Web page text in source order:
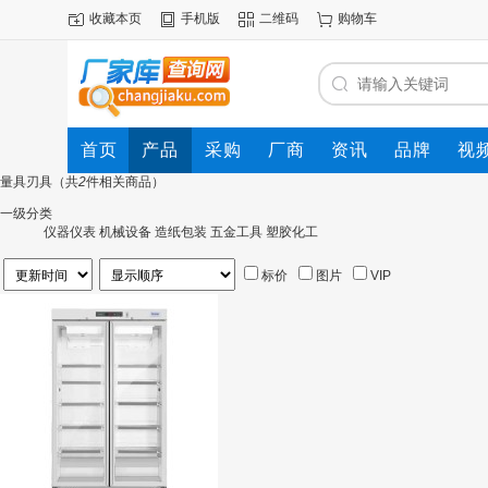
收藏本页 手机版 二维码 购物车
首页 产品 采购 厂商 资讯 品牌 视
量具刃具 （共2件相关商品）
一级分类
仪器仪表 机械设备 造纸包装 五金工具 塑胶化工
标价 图片 VIP